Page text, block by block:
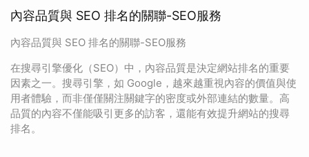
內容品質與 SEO 排名的關聯-SEO服務
內容品質與 SEO 排名的關聯-SEO服務
在搜尋引擎優化（SEO）中，內容品質是決定網站排名的重要
因素之一。搜尋引擎，如 Google，越來越重視內容的價值與使
用者體驗，而非僅僅關注關鍵字的密度或外部連結的數量。高
品質的內容不僅能吸引更多的訪客，還能有效提升網站的搜尋
排名。